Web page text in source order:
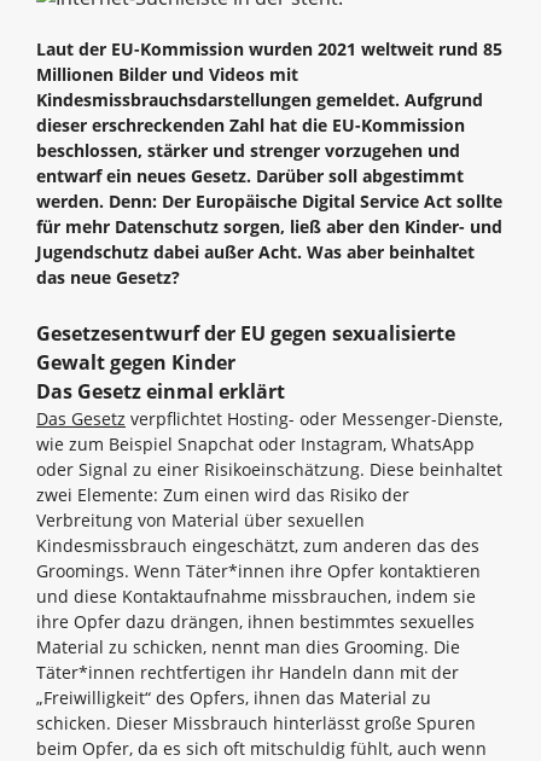
Laut der EU-Kommission wurden 2021 weltweit rund 85
Millionen Bilder und Videos mit
Kindesmissbrauchsdarstellungen gemeldet. Aufgrund
dieser erschreckenden Zahl hat die EU-Kommission
beschlossen, stärker und strenger vorzugehen und
entwarf ein neues Gesetz. Darüber soll abgestimmt
werden. Denn: Der Europäische Digital Service Act sollte
für mehr Datenschutz sorgen, ließ aber den Kinder- und
Jugendschutz dabei außer Acht. Was aber beinhaltet
das neue Gesetz?
Gesetzesentwurf der EU gegen sexualisierte
Gewalt gegen Kinder
Das Gesetz einmal erklärt
Das Gesetz verpflichtet Hosting- oder Messenger-Dienste,
wie zum Beispiel Snapchat oder Instagram, WhatsApp
oder Signal zu einer Risikoeinschätzung. Diese beinhaltet
zwei Elemente: Zum einen wird das Risiko der
Verbreitung von Material über sexuellen
Kindesmissbrauch eingeschätzt, zum anderen das des
Groomings. Wenn Täter*innen ihre Opfer kontaktieren
und diese Kontaktaufnahme missbrauchen, indem sie
ihre Opfer dazu drängen, ihnen bestimmtes sexuelles
Material zu schicken, nennt man dies Grooming. Die
Täter*innen rechtfertigen ihr Handeln dann mit der
„Freiwilligkeit“ des Opfers, ihnen das Material zu
schicken. Dieser Missbrauch hinterlässt große Spuren
beim Opfer, da es sich oft mitschuldig fühlt, auch wenn